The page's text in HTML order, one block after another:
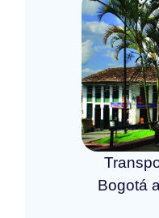
Bogotá